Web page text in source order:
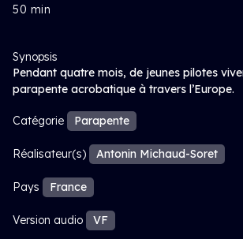
50 min
Synopsis
Pendant quatre mois, de jeunes pilotes
parapente acrobatique à travers l’Europe.
Catégorie Parapente
Réalisateur(s) Antonin Michaud-Soret
Pays France
Version audio VF